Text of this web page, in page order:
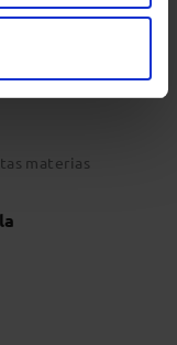
materias